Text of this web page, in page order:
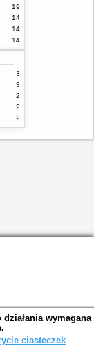
19
14
14
14
3
3
2
2
2
wymagana
ciasteczek